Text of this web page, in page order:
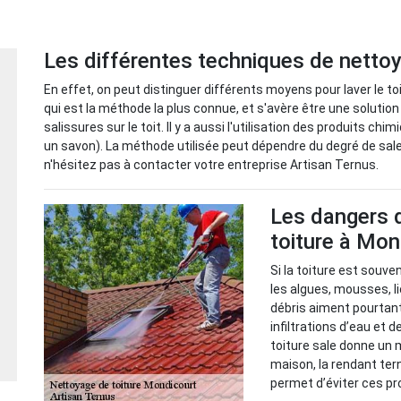
Les différentes techniques de
En effet, on peut distinguer différents moyens pour laver le
qui est la méthode la plus connue, et s'avère être une
salissures sur le toit. Il y a aussi l'utilisation des produits
un savon). La méthode utilisée peut dépendre du degré de
n'hésitez pas à contacter votre entreprise Artisan Ternus.
Les dangers
toiture à
Si la toiture est
les algues, mousses,
débris aiment
infiltrations d’eau et
toiture sale donne un
maison, la rendant
permet d’éviter ces